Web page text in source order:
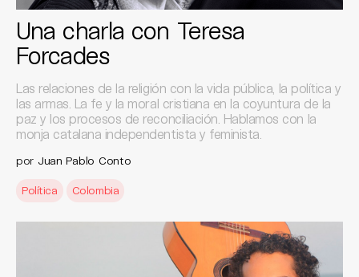
Una charla con Teresa
Forcades
Las relaciones de la religión con la vida pública, la política y
las armas. La fe y la moral cristiana en la coyuntura de la
paz y los procesos de reconciliación. Hablamos con la
monja catalana independentista y feminista.
por Juan Pablo Conto
Política Colombia